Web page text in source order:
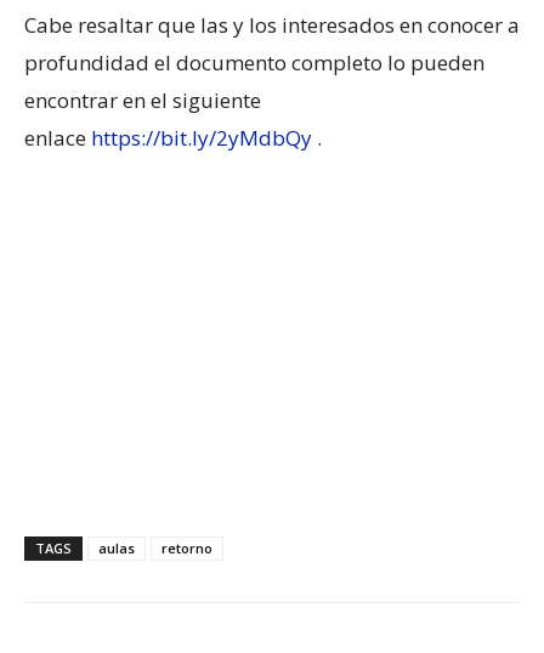
Cabe resaltar que las y los interesados en conocer a
profundidad el documento completo lo pueden
encontrar en el siguiente
enlace https://bit.ly/2yMdbQy .
TAGS aulas retorno